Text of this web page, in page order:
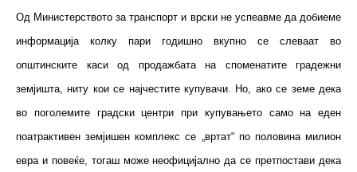
Од Министерството за транспорт и врски не успеавме да добиеме
информација колку пари годишно вкупно се слеваат во
општинските каси од продажбата на споменатите градежни
земјишта, ниту кои се најчестите купувачи. Но, ако се земе дека
во поголемите градски центри при купувањето само на еден
поатрактивен земјишен комплекс се „вртат“ по половина милион
евра и повеќе, тогаш може неофицијално да се претпостави дека